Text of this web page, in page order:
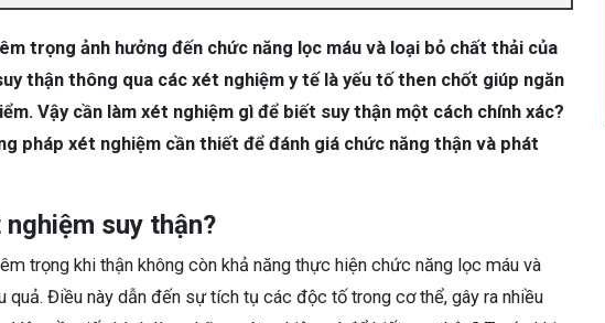
trọng ảnh hưởng đến chức năng lọc máu và loại bỏ chất thải của
thận thông qua các xét nghiệm y tế là yếu tố then chốt giúp ngăn
Vậy cần làm xét nghiệm gì để biết suy thận một cách chính xác?
pháp xét nghiệm cần thiết để đánh giá chức năng thận và phát
suy thận?
trọng khi thận không còn khả năng thực hiện chức năng lọc máu và
quả. Điều này dẫn đến sự tích tụ các độc tố trong cơ thể, gây ra nhiều